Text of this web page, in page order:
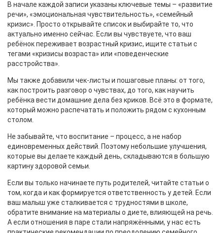
В начале каждой записи указаны ключевые темы – «развитие
речи», «эмоциональная чувствительность», «семейный
кризис». Просто открывайте список и выбирайте то, что
актуально именно сейчас. Если вы чувствуете, что ваш
ребёнок переживает возрастный кризис, ищите статьи с
тегами «кризисы возраста» или «поведенческие
расстройства».
Мы также добавили чек‑листы и пошаговые планы: от того,
как построить разговор о чувствах, до того, как научить
ребёнка вести домашние дела без криков. Всё это в формате,
который можно распечатать и положить рядом с кухонным
столом.
Не забывайте, что воспитание – процесс, а не набор
единовременных действий. Поэтому небольшие улучшения,
которые вы делаете каждый день, складываются в большую
картину здоровой семьи.
Если вы только начинаете путь родителей, читайте статьи о
том, когда и как формируется ответственность у детей. Если
ваш малыш уже сталкивается с трудностями в школе,
обратите внимание на материалы о диете, влияющей на речь.
А если отношения в паре стали напряжёнными, у нас есть